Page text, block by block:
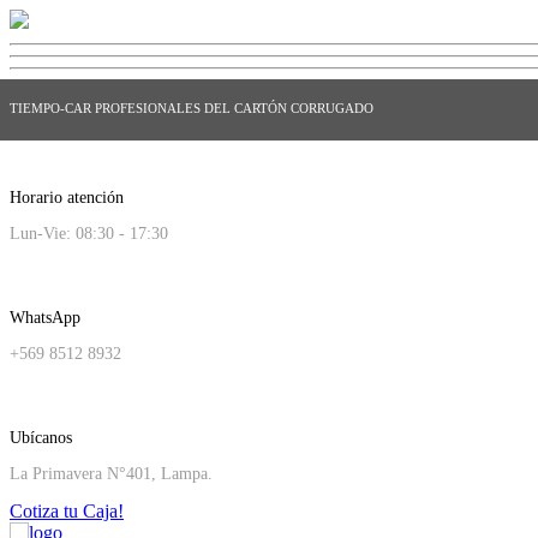
TIEMPO-CAR PROFESIONALES DEL CARTÓN CORRUGADO
Horario atención
Lun-Vie: 08:30 - 17:30
WhatsApp
+569 8512 8932
Ubícanos
La Primavera N°401, Lampa.
Cotiza tu Caja!